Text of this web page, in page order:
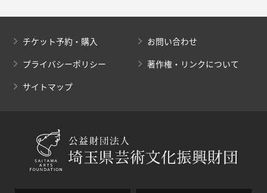
チケット予約・購入
お問い合わせ
プライバシーポリシー
著作権・リンクについて
サイトマップ